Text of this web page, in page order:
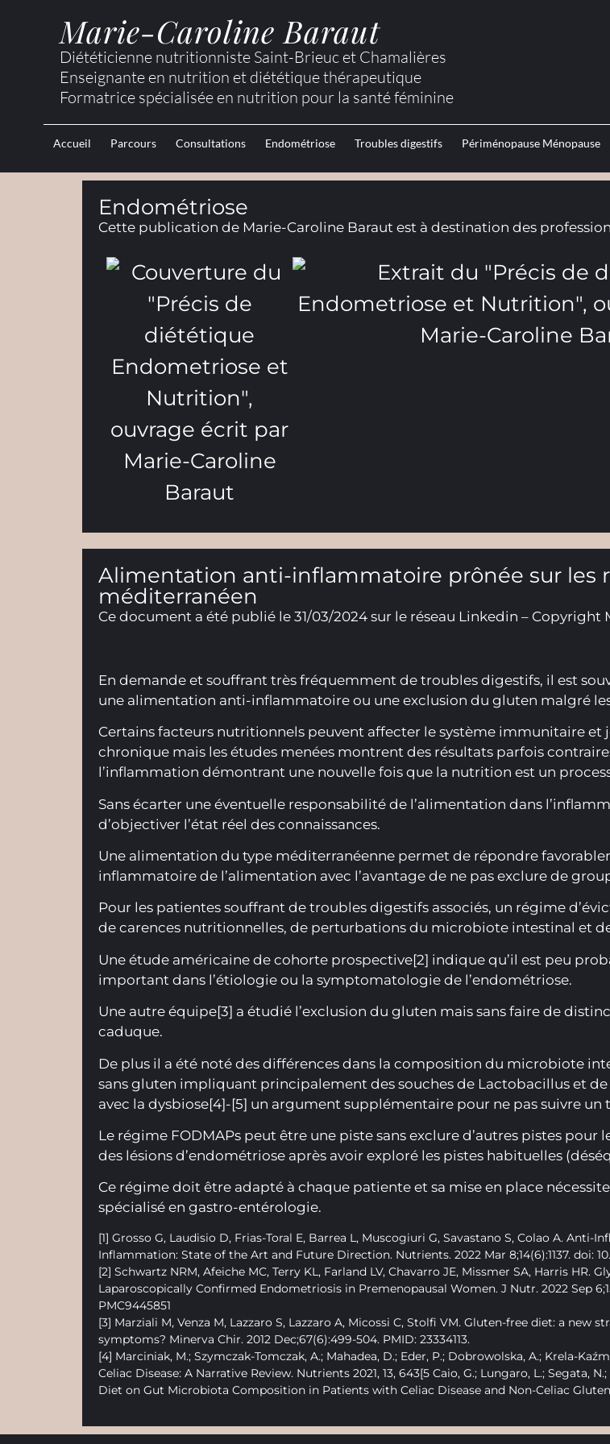
Marie-Caroline Baraut
Diététicienne nutritionniste Saint-Brieuc et Chamalières
Enseignante en nutrition et diététique thérapeutique
Formatrice spécialisée en nutrition pour la santé féminine
Accueil Parcours Consultations Endométriose Troubles digestifs Périménopause Ménopause
Endométriose
Cette publication de Marie-Caroline Baraut est à destination des
Alimentation anti-inflammatoire prônée sur les
méditerranéen
Ce document a été publié le 31/03/2024 sur le réseau Linkedin – Copyright
En demande et souffrant très fréquemment de troubles digestifs, il est
une alimentation anti-inflammatoire ou une exclusion du gluten malgré
Certains facteurs nutritionnels peuvent affecter le système immunitaire et
chronique mais les études menées montrent des résultats parfois
l’inflammation démontrant une nouvelle fois que la nutrition est un
Sans écarter une éventuelle responsabilité de l’alimentation dans
d’objectiver l’état réel des connaissances.
Une alimentation du type méditerranéenne permet de répondre
inflammatoire de l’alimentation avec l’avantage de ne pas exclure de
Pour les patientes souffrant de troubles digestifs associés, un régime
de carences nutritionnelles, de perturbations du microbiote intestinal et
Une étude américaine de cohorte prospective[2] indique qu’il est peu
important dans l’étiologie ou la symptomatologie de l’endométriose.
Une autre équipe[3] a étudié l’exclusion du gluten mais sans faire de
caduque.​
De plus il a été noté des différences dans la composition du microbiote
sans gluten impliquant principalement des souches de Lactobacillus et
avec la dysbiose[4]-[5] un argument supplémentaire pour ne pas suivre un
Le régime FODMAPs peut être une piste sans exclure d’autres pistes
des lésions d’endométriose après avoir exploré les pistes habituelles
Ce régime doit être adapté à chaque patiente et sa mise en place
spécialisé en gastro-entérologie.
[1] Grosso G, Laudisio D, Frias-Toral E, Barrea L, Muscogiuri G, Savastano S, Colao A.
Inflammation: State of the Art and Future Direction. Nutrients. 2022 Mar 8;14(6):1137. doi:
[2] Schwartz NRM, Afeiche MC, Terry KL, Farland LV, Chavarro JE, Missmer SA, Harris HR.
Laparoscopically Confirmed Endometriosis in Premenopausal Women. J Nutr. 2022 Sep
PMC9445851
[3] Marziali M, Venza M, Lazzaro S, Lazzaro A, Micossi C, Stolfi VM. Gluten-free diet: a
symptoms? Minerva Chir. 2012 Dec;67(6):499-504. PMID: 23334113.
[4] Marciniak, M.; Szymczak-Tomczak, A.; Mahadea, D.; Eder, P.; Dobrowolska, A.; Krela-
Celiac Disease: A Narrative Review. Nutrients 2021, 13, 643[5 Caio, G.; Lungaro, L.; Segata,
Diet on Gut Microbiota Composition in Patients with Celiac Disease and Non-Celiac